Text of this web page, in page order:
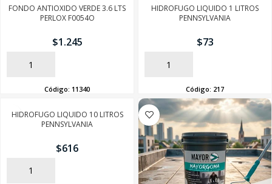
FONDO ANTIOXIDO VERDE 3.6 LTS
PERLOX F0054O
$1.245
AÑADIR
Código: 11340
HIDROFUGO LIQUIDO 1 LITROS
PENNSYLVANIA
$73
AÑADIR
Código: 217
HIDROFUGO LIQUIDO 10 LITROS
PENNSYLVANIA
$616
AÑADIR